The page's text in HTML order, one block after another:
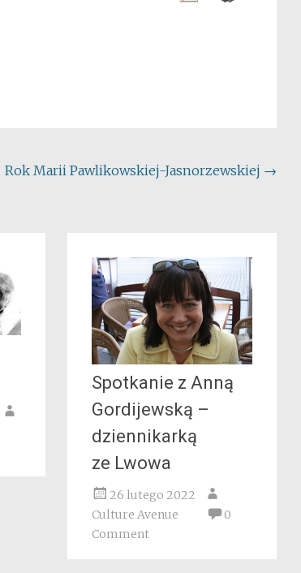
Rok Marii Pawlikowskiej-Jasnorzewskiej →
Spotkanie z Anną
Gordijewską –
dziennikarką
ze Lwowa
26 lutego 2022
Culture Avenue
0
Comment